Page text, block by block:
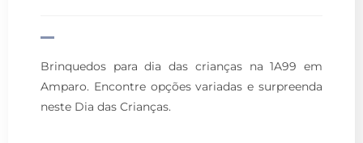
Brinquedos para dia das crianças na 1A99 em
Amparo. Encontre opções variadas e surpreenda
neste Dia das Crianças.